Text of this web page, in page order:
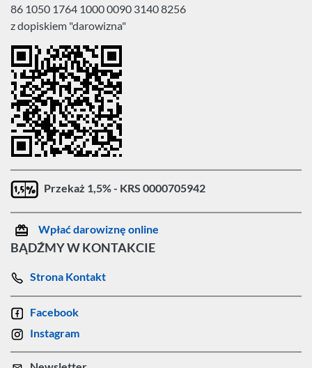
86 1050 1764 1000 0090 3140 8256
z dopiskiem "darowizna"
Przekaż 1,5% - KRS 0000705942
Wpłać darowiznę online
BĄDŹMY W KONTAKCIE
Strona Kontakt
Facebook
Instagram